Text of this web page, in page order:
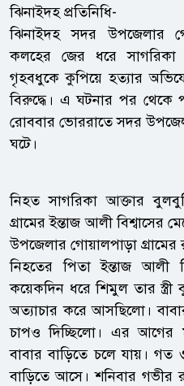
ঝিনাইদহ প্রতিনিধি-
ঝিনাইদহ সদর উপজেলার
কলহের জের ধরে
গৃহবধুকে কুপিয়ে হত্যার
বিরুদ্ধে। এ ঘটনার পর থেকে
রোববার ভোররাতে সদর
ঘটে।
নিহত সাগরিকা আক্তার
গ্রামের ইন্তাজ আলী বিশ্বাসের
উপজেলার গোয়ালপাড়া গ্রামের
নিহতের পিতা ইন্তাজ আলী
কয়েকদিন ধরে শিমুল তার
অত্যাচার করে আসছিলো।
চাপও দিচ্ছিলো। এর আগের
বাবার বাড়িতে চলে যায়।
বাড়িতে আসে। শনিবার